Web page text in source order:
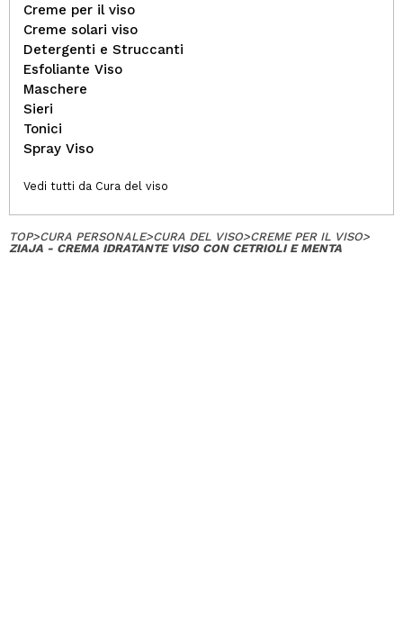
Creme per il viso
Creme solari viso
Detergenti e Struccanti
Esfoliante Viso
Maschere
Sieri
Tonici
Spray Viso
Vedi tutti da Cura del viso
TOP>CURA PERSONALE>CURA DEL VISO>CREME PER IL VISO>
ZIAJA - CREMA IDRATANTE VISO CON CETRIOLI E MENTA